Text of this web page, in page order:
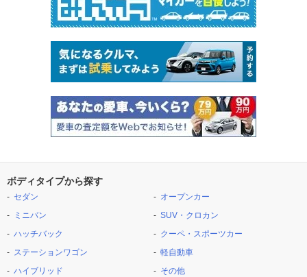
ボディタイプから探す
セダン
ミニバン
ハッチバック
ステーションワゴン
ハイブリッド
オープンカー
SUV・クロカン
クーペ・スポーツカー
軽自動車
その他